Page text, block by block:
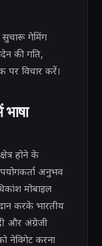
गेमिंग
की गति,
पर विचार करें।
होने के
अनुभव
मोबाइल
करके भारतीय
और अंग्रेजी
नेविगेट करना